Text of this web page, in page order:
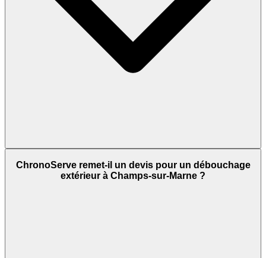
ChronoServe remet-il un devis pour un débouchage
extérieur à Champs-sur-Marne ?